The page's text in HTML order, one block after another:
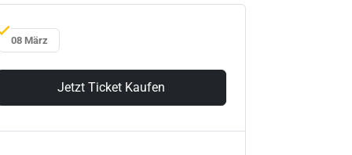
08 März
Jetzt Ticket Kaufen